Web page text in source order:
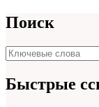
Поиск
Поиск
для:
Быстрые